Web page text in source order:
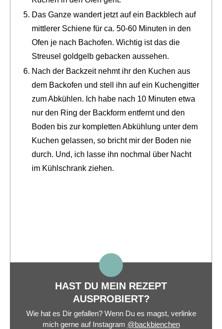
Das Ganze wandert jetzt auf ein Backblech auf
mittlerer Schiene für ca. 50-60 Minuten in den
Ofen je nach Bachofen. Wichtig ist das die
Streusel goldgelb gebacken aussehen.
Nach der Backzeit nehmt ihr den Kuchen aus
dem Backofen und stell ihn auf ein Kuchengitter
zum Abkühlen. Ich habe nach 10 Minuten etwa
nur den Ring der Backform entfernt und den
Boden bis zur kompletten Abkühlung unter dem
Kuchen gelassen, so bricht mir der Boden nie
durch. Und, ich lasse ihn nochmal über Nacht
im Kühlschrank ziehen.
HAST DU MEIN REZEPT
AUSPROBIERT?
Wie hat es Dir gefallen? Wenn Du es magst, verlinke
mich gerne auf Instagram @backbienchen